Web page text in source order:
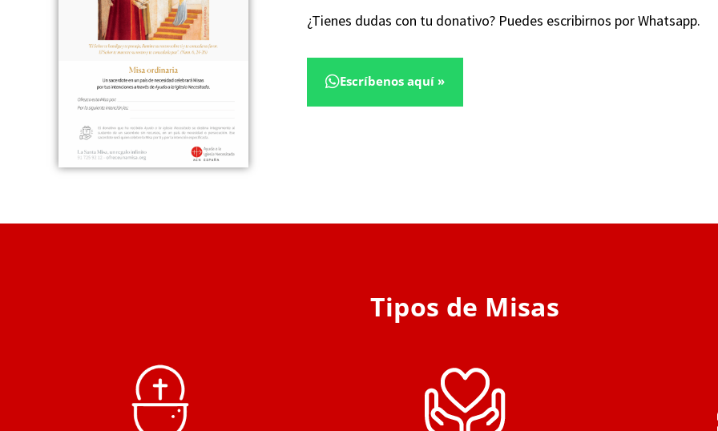
¿Tienes dudas con tu donativo? Puedes escribirnos por Whatsapp.
Escríbenos aquí »
Tipos de Misas